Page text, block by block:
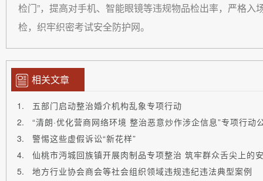
检门”，提高对手机、智能眼镜等违规物品检出率，严格
检，织牢织密考试安全防护网。
相关文章
五部门启动整治婚介机构乱象专项行动
“清朗·优化营商网络环境 整治恶意炒作涉企信息”专项行动
警惕这些虚假诉讼“新花样”
仙桃市沔城回族镇开展肉制品专项整治 筑牢群众舌尖上的
地方行业协会商会等社会组织领域违规违纪违法典型案例